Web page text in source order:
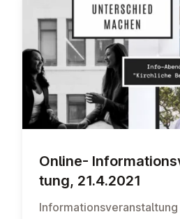
Online-
tung, 21.4.2021